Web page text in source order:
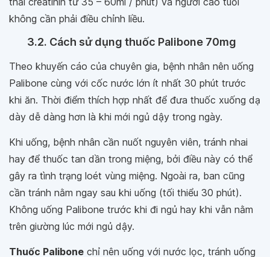
không cần phải điều chỉnh liều.
3.2. Cách sử dụng thuốc Palibone 70mg
Theo khuyến cáo của chuyên gia, bệnh nhân nên uống
Palibone cùng với cốc nước lớn ít nhất 30 phút trước
khi ăn. Thời điểm thích hợp nhất để đưa thuốc xuống dạ
dày dễ dàng hơn là khi mới ngủ dậy trong ngày.
Khi uống, bệnh nhân cần nuốt nguyên viên, tránh nhai
hay để thuốc tan dần trong miệng, bởi điều này có thể
gây ra tình trạng loét vùng miệng. Ngoài ra, ban cũng
cần tránh nằm ngay sau khi uống (tối thiểu 30 phút).
Không uống Palibone trước khi đi ngủ hay khi vẫn nằm
trên giường lúc mới ngủ dậy.
Thuốc Palibone chỉ nên uống với nước lọc, tránh uống